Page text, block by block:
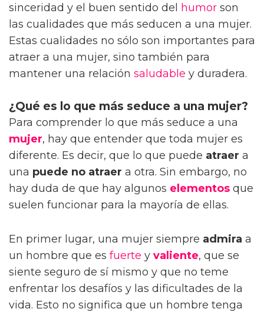
sinceridad y el buen sentido del
humor son
las cualidades que más seducen a una mujer.
Estas cualidades no sólo son importantes para
atraer a una mujer, sino también para
mantener una relación saludable y duradera.
¿Qué es lo que más seduce a una mujer?
Para comprender lo que más seduce a una
mujer, hay que entender que toda mujer es
diferente. Es decir, que lo que puede atraer a
una puede no atraer a otra. Sin embargo, no
hay duda de que hay algunos elementos que
suelen funcionar para la mayoría de ellas.
En primer lugar, una mujer siempre admira a
un hombre que es fuerte y valiente, que se
siente seguro de sí mismo y que no teme
enfrentar los desafíos y las dificultades de la
vida. Esto no significa que un hombre tenga